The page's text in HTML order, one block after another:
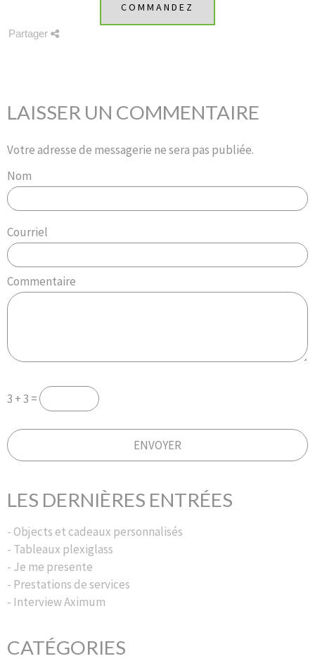
COMMANDEZ
Partager
LAISSER UN COMMENTAIRE
Votre adresse de messagerie ne sera pas publiée.
Nom
Courriel
Commentaire
3 + 3 =
LES DERNIÈRES ENTRÉES
- Objects et cadeaux personnalisés
- Tableaux plexiglass
- Je me presente
- Prestations de services
- Interview Aximum
CATÉGORIES